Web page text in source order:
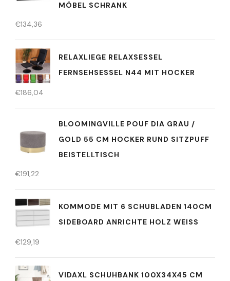
MÖBEL SCHRANK
€134,36
RELAXLIEGE RELAXSESSEL
FERNSEHSESSEL N44 MIT HOCKER
€186,04
BLOOMINGVILLE POUF DIA GRAU /
GOLD 55 CM HOCKER RUND SITZPUFF
BEISTELLTISCH
€191,22
KOMMODE MIT 6 SCHUBLADEN 140CM
SIDEBOARD ANRICHTE HOLZ WEISS
€129,19
VIDAXL SCHUHBANK 100X34X45 CM